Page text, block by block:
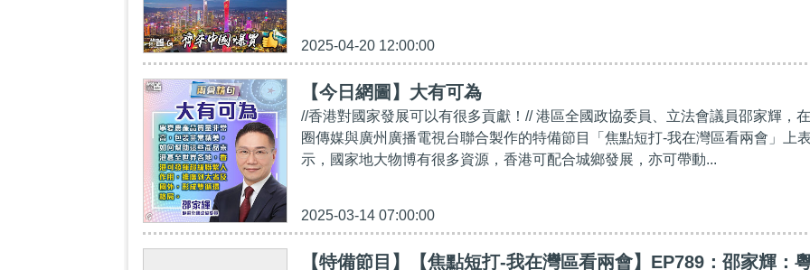
2025-04-20 12:00:00
【今日網圖】大有可為
//香港對國家發展可以有很多貢獻！// 港區全國政協委員、立法會議員邵家輝，在
圈傳媒與廣州廣播電視台聯合製作的特備節目「焦點短打-我在灣區看兩會」上
示，國家地大物博有很多資源，香港可配合城鄉發展，亦可帶動...
2025-03-14 07:00:00
【特備節目】【焦點短打-我在灣區看兩會】EP789：邵家輝：